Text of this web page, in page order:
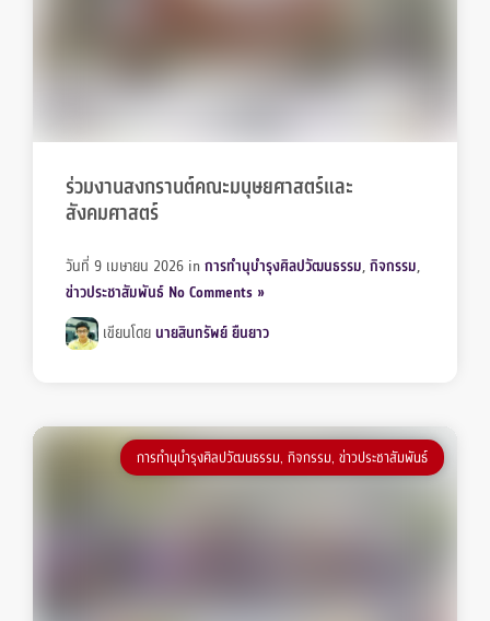
ร่วมงานสงกรานต์คณะมนุษยศาสตร์และ
สังคมศาสตร์
วันที่ 9 เมษายน 2026 inการทำนุบำรุงศิลปวัฒนธรรม,กิจกรรม,
ข่าวประชาสัมพันธ์ No Comments »
เขียนโดย นายสินทรัพย์ ยืนยาว
การทำนุบำรุงศิลปวัฒนธรรม, กิจกรรม, ข่าวประชาสัมพันธ์